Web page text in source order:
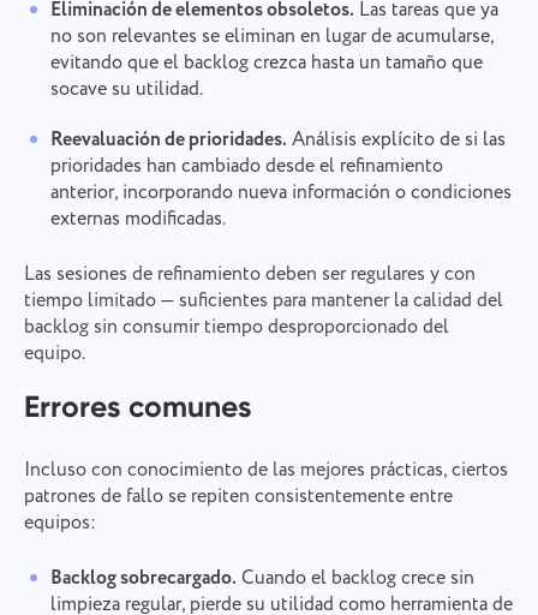
Eliminación de elementos obsoletos. Las tareas que ya
no son relevantes se eliminan en lugar de acumularse,
evitando que el backlog crezca hasta un tamaño que
socave su utilidad.
Reevaluación de prioridades. Análisis explícito de si las
prioridades han cambiado desde el refinamiento
anterior, incorporando nueva información o condiciones
externas modificadas.
Las sesiones de refinamiento deben ser regulares y con
tiempo limitado — suficientes para mantener la calidad del
backlog sin consumir tiempo desproporcionado del
equipo.
Errores comunes
Incluso con conocimiento de las mejores prácticas, ciertos
patrones de fallo se repiten consistentemente entre
equipos:
Backlog sobrecargado. Cuando el backlog crece sin
limpieza regular, pierde su utilidad como herramienta de
tratamiento de sus datos personales de acuerdo
Enviar